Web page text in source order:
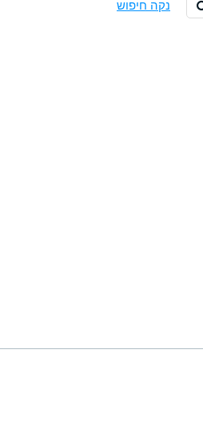
נקה חיפוש